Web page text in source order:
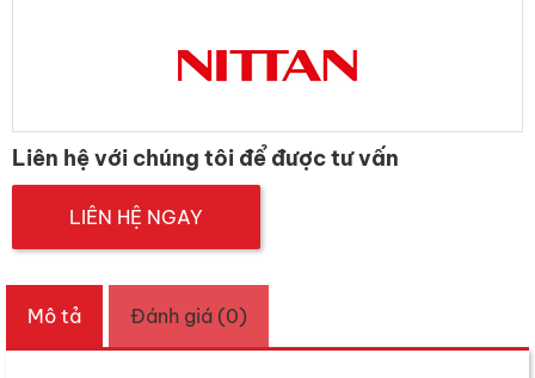
Liên hệ với chúng tôi để được tư vấn
LIÊN HỆ NGAY
Mô tả Đánh giá (0)